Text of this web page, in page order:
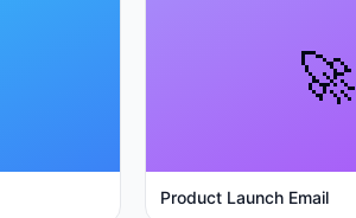
🚀
Product Launch Email